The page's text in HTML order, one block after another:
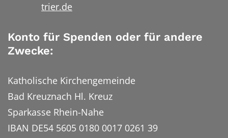
trier.de
Konto für Spenden oder für andere
Zwecke:
Katholische Kirchengemeinde
Bad Kreuznach Hl. Kreuz
Sparkasse Rhein-Nahe
IBAN DE54 5605 0180 0017 0261 39